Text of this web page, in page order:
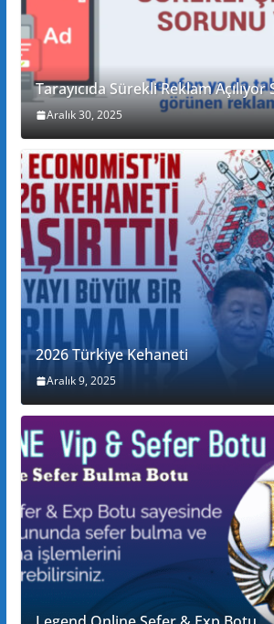
Tarayıcıda Sürekli Reklam
Aralık 30, 2025
2026 Türkiye Kehaneti
Aralık 9, 2025